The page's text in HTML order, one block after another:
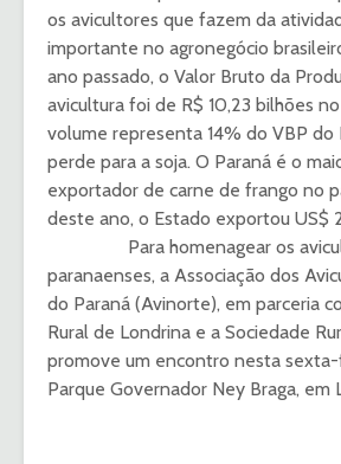
os avicultores que fazem da
importante no agronegócio
ano passado, o Valor Bruto da
avicultura foi de R$ 10,23 bilhões
volume representa 14% do VBP do
perde para a soja. O Paraná é o
exportador de carne de frango no
deste ano, o Estado exportou
Para homenagear os
paranaenses, a Associação dos
do Paraná (Avinorte), em parceria
Rural de Londrina e a Sociedade
promove um encontro nesta sexta-
Parque Governador Ney Braga, em